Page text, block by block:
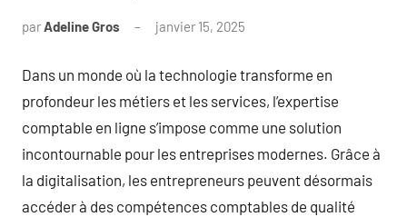
parAdeline Gros janvier 15, 2025
Dans un monde où la technologie transforme en
profondeur les métiers et les services, l’expertise
comptable en ligne s’impose comme une solution
incontournable pour les entreprises modernes. Grâce à
la digitalisation, les entrepreneurs peuvent désormais
accéder à des compétences comptables de qualité